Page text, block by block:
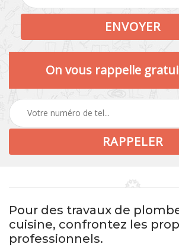
On vous rappelle
Pour des travaux de
cuisine, confrontez les
professionnels.